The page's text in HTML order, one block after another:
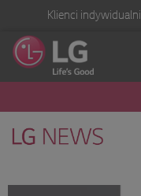
Klienci indywidualni